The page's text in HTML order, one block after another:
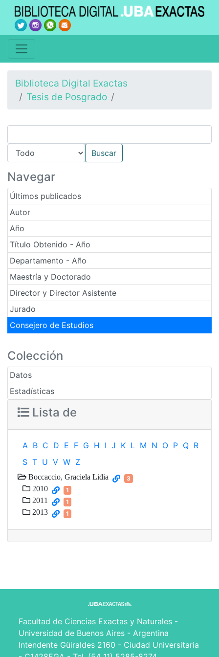
Biblioteca Digital Exactas
Tesis de Posgrado
Navegar
Últimos publicados
Autor
Año
Título Obtenido - Año
Departamento - Año
Maestría y Doctorado
Director y Director Asistente
Jurado
Consejero de Estudios
Colección
Datos
Estadísticas
Lista de
A B C D E F G H I J K L M N O P Q R
S T U V W Z
Boccaccio, Graciela Lidia 3
2010 1
2011 1
2013 1
Facultad de Ciencias Exactas y Naturales -
Universidad de Buenos Aires - Argentina
Intendente Güiraldes 2160 - Ciudad Universitaria